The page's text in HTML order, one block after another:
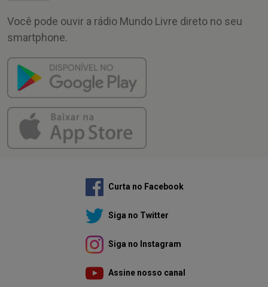
Você pode ouvir a rádio Mundo Livre direto no seu
smartphone.
Curta no Facebook
Siga no Twitter
Siga no Instagram
Assine nosso canal